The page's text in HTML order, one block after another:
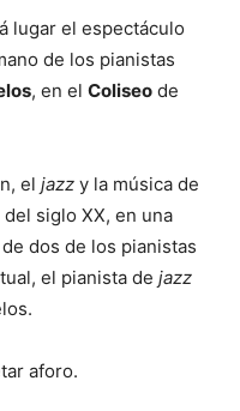
lugar el espectáculo
de los pianistas
, en el Coliseo de
el jazz y la música de
siglo XX, en una
dos de los pianistas
el pianista de jazz
aforo.